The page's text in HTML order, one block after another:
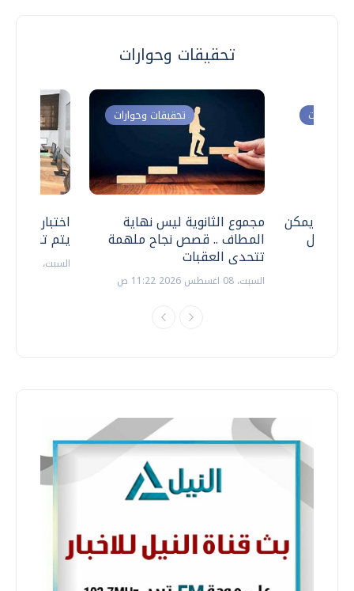
تحقيقات وحوارات
اختبارات
يتم
السبت، 18 يوليو 2026 09:22 ص
تحقيقات وحوارات
مجموع الثانوية ليس نهاية
المطاف .. قصص نجاح ملهمة
تتحدى العقبات
السبت، 08 اغسطس 2026 11:22 ص
وحوارات
.. هل يمكن
نتعامل